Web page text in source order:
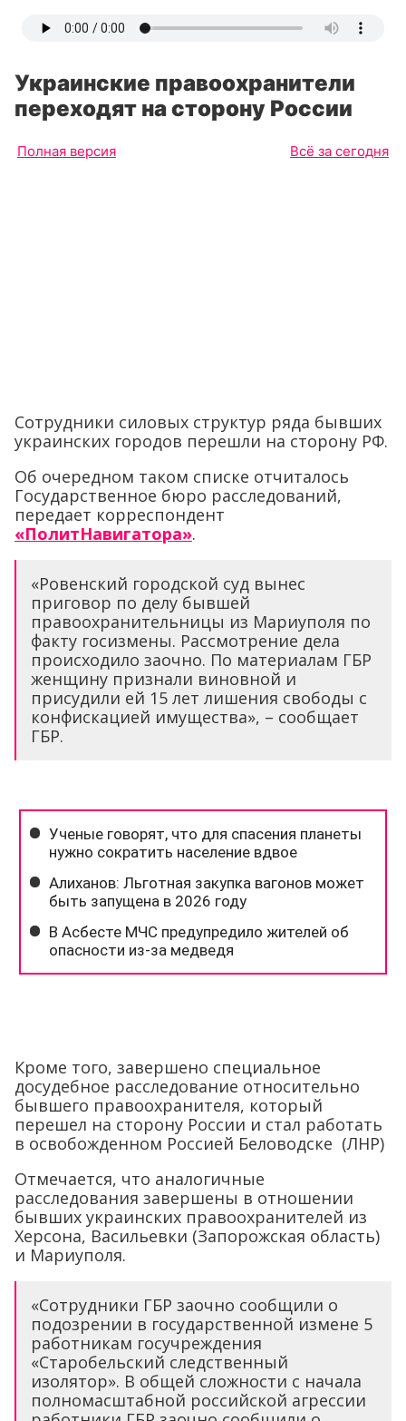
Украинские правоохранители
переходят на сторону России
Полная версия Всё за сегодня
Сотрудники силовых структур ряда бывших
украинских городов перешли на сторону РФ.
Об очередном таком списке отчиталось
Государственное бюро расследований,
передает корреспондент
«ПолитНавигатора».
«Ровенский городской суд вынес
приговор по делу бывшей
правоохранительницы из Мариуполя по
факту госизмены. Рассмотрение дела
происходило заочно. По материалам ГБР
женщину признали виновной и
присудили ей 15 лет лишения свободы с
конфискацией имущества», – сообщает
ГБР.
Кроме того, завершено специальное
досудебное расследование относительно
бывшего правоохранителя, который
перешел на сторону России и стал работать
в освобожденном Россией Беловодске (ЛНР)
Отмечается, что аналогичные
расследования завершены в отношении
бывших украинских правоохранителей из
Херсона, Васильевки (Запорожская область)
и Мариуполя.
«Сотрудники ГБР заочно сообщили о
подозрении в государственной измене 5
работникам госучреждения
«Старобельский следственный
изолятор». В общей сложности с начала
полномасштабной российской агрессии